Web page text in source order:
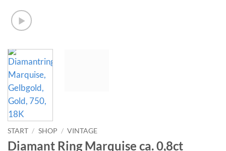
START / SHOP / VINTAGE
Diamant Ring Marquise ca. 0,8ct